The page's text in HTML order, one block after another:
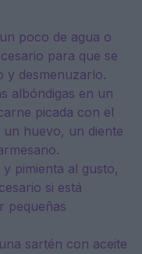
poco de agua o
para que se
y desmenuzarlo.
albóndigas en un
picada con el
huevo, un diente
pimienta al gusto,
si está
pequeñas
sartén con aceite